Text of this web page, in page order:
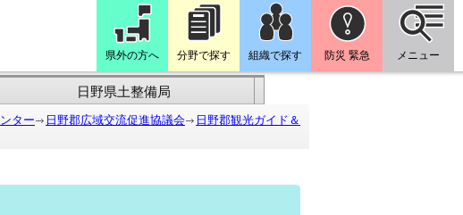
県外の方へ 分野で探す 組織で探す 防災 緊急 メニュー
日野県土整備局
ター 日野郡広域交流促進協議会
日野郡観光ガイド＆